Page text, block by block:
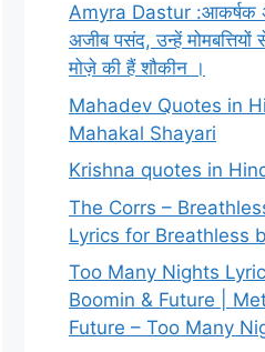
Amyra Dastur :आकर्षक
अजीब पसंद, उन्हें
मोज़े की हैं शौकीन ।
Mahadev Quotes in
Mahakal Shayari
Krishna quotes in
The Corrs –
Lyrics for Breathless
Too Many Nights
Boomin & Future |
Future – Too Many